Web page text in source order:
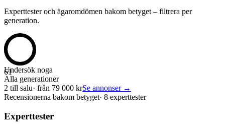
Experttester och ägaromdömen bakom betyget – filtrera per
generation.
61
Undersök noga
Alla generationer
2 till salu· från 79 000 krSe annonser →
Recensionerna bakom betyget· 8 experttester
Experttester